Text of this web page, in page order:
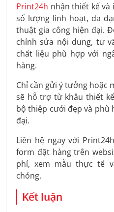
Print24h nhận thiết kế và
số lượng linh hoạt, đa
thuật gia công hiện đại.
chỉnh sửa nội dung, tư
chất liệu phù hợp với
hàng.
Chỉ cần gửi ý tưởng hoặc
sẽ hỗ trợ từ khâu thiết
bộ thiệp cưới đẹp và phù
đại.
Liên hệ ngay với
form đặt hàng trên
phí, xem mẫu thực tế
chóng.
Kết luận